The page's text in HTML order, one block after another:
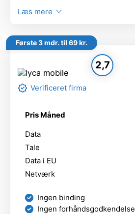
Læs mere
Første 3 mdr. til 69 kr.
2,7
Verificeret firma
Pris Måned
Data
Tale
Data i EU
Netværk
Ingen binding
Ingen forhåndsgodkendelse